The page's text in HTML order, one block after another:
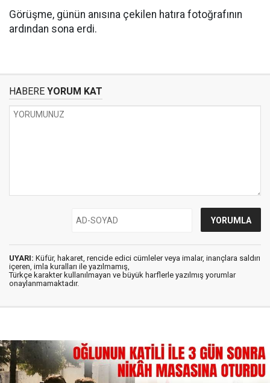
Görüşme, günün anısına çekilen hatıra fotoğrafının
ardından sona erdi.
HABERE YORUM KAT
UYARI: Küfür, hakaret, rencide edici cümleler veya imalar, inançlara saldırı
içeren, imla kuralları ile yazılmamış,
Türkçe karakter kullanılmayan ve büyük harflerle yazılmış yorumlar
onaylanmamaktadır.